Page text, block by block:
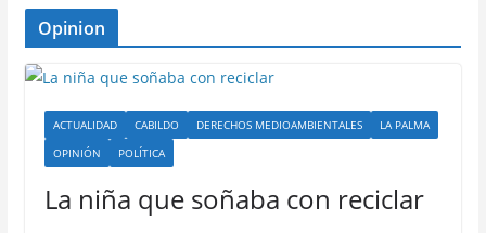
Opinion
ACTUALIDAD CABILDO DERECHOS MEDIOAMBIENTALES
LA PALMA
OPINIÓN
POLÍTICA
La niña que soñaba con reciclar